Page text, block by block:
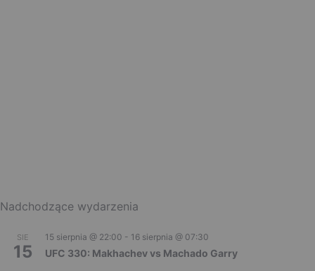
Nadchodzące wydarzenia
SIE
15
15 sierpnia @ 22:00 - 16 sierpnia @ 07:30
UFC 330: Makhachev vs Machado Garry